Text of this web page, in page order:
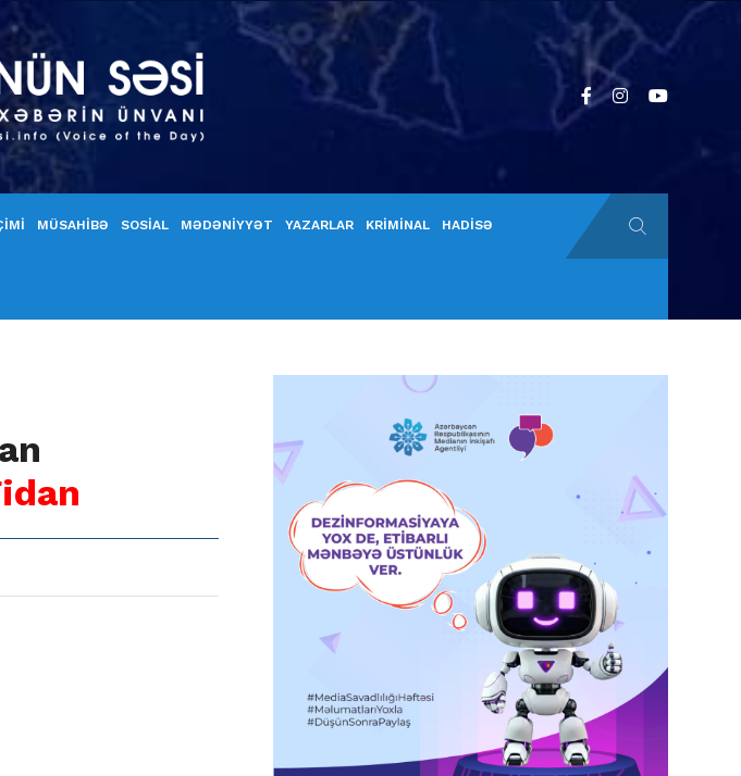
MÜSAHİBƏ SOSİAL MƏDƏNİYYƏT YAZARLAR KRİMİNAL HADİSƏ